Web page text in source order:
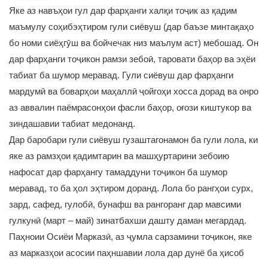
Яке аз навъҳои гул дар фарҳанги халқи тоҷик аз қадим
маъмулу соҳибэҳтиром гули сиёвуш (дар баъзе минтақаҳо
бо номи сиёҳгӯш ва бойчечак низ маълум аст) мебошад. Он
дар фарҳанги тоҷикон рамзи зебоӣ, таровати баҳор ва эҳёи
табиат ба шумор меравад. Гули сиёвуш дар фарҳанги
мардумӣ ва боварҳои маҳаллӣ ҷойгоҳи хосса дорад ва онро
аз аввалин паёмрасонҳои фасли баҳор, оғози киштукор ва
зиндашавии табиат медонанд.
Дар баробари гули сиёвуш гузаштагонамон ба гули лола, ки
яке аз рамзҳои қадимтарин ва машҳуртарини зебоию
нафосат дар фарҳангу тамаддуни тоҷикон ба шумор
меравад, то ба ҳол эҳтиром доранд. Лола бо рангҳои сурх,
зард, сафед, гулобӣ, бунафш ва рангоранг дар мавсими
гулкунӣ (март – май) зинатбахши дашту даман мегардад.
Паҳноии Осиёи Марказӣ, аз ҷумла сарзамини тоҷикон, яке
аз марказҳои асосии паҳншавии лола дар дунё ба ҳисоб